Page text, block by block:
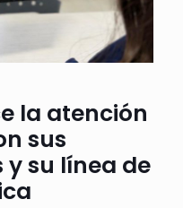
la atención
sus
su línea de